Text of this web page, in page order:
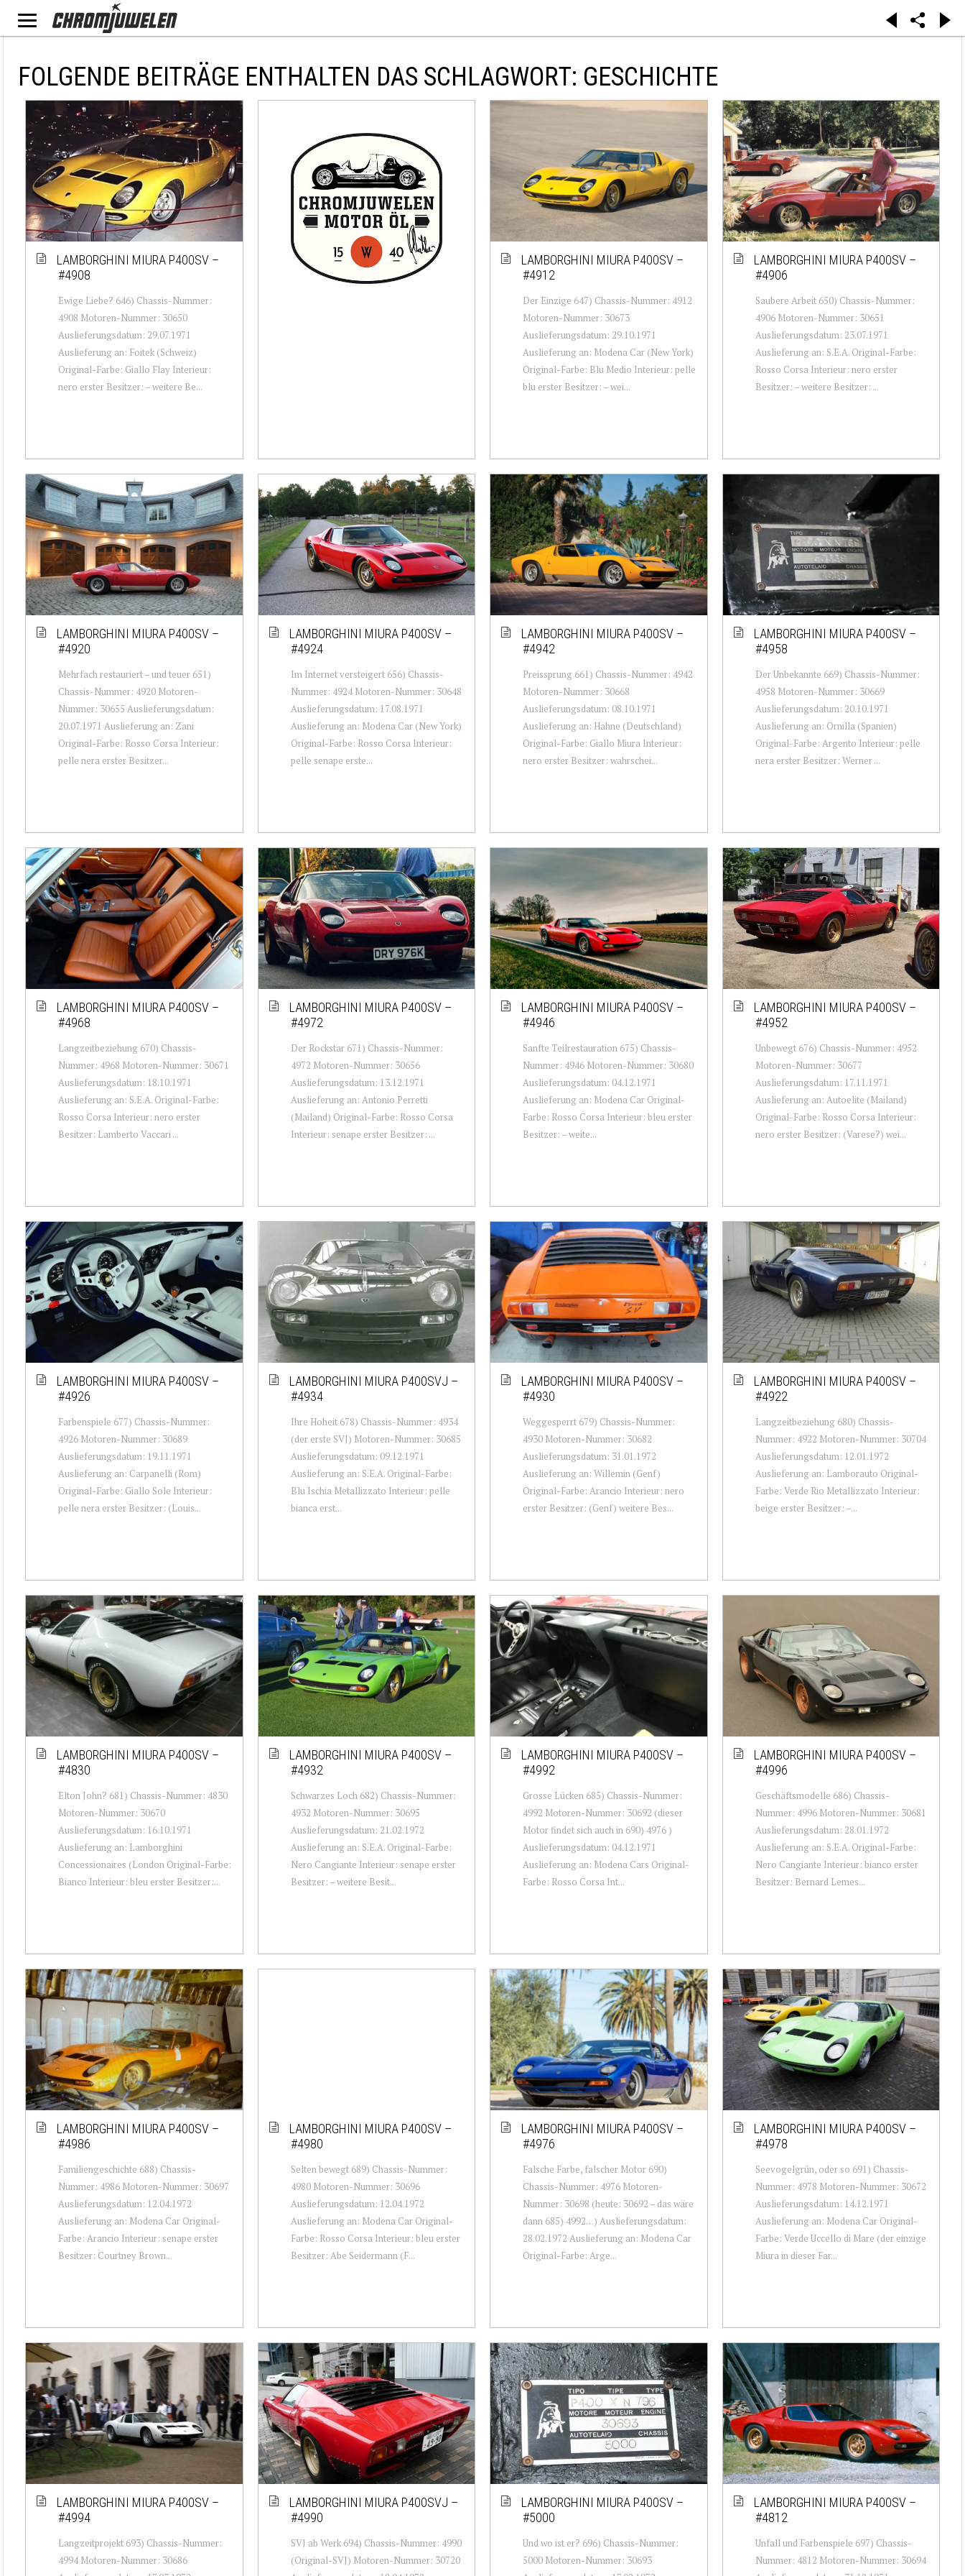
FOLGENDE BEITRÄGE ENTHALTEN DAS SCHLAGWORT: GESCHICHTE
LAMBORGHINI MIURA P400SV –
#4908
Ewige Liebe? 646) Chassis-Nummer:
4908 Motoren-Nummer: 30650
Auslieferungsdatum: 29.07.1971
Auslieferung an: Foitek (Schweiz)
Original-Farbe: Giallo Flay Interieur:
nero erster Besitzer: – weitere Be...
LAMBORGHINI MIURA P400SV –
#4912
Der Einzige 647) Chassis-Nummer: 4912
Motoren-Nummer: 30673
Auslieferungsdatum: 29.10.1971
Auslieferung an: Modena Car (New York)
Original-Farbe: Blu Medio Interieur: pelle
blu erster Besitzer: – wei...
LAMBORGHINI MIURA P400SV –
#4906
Saubere Arbeit 650) Chassis-Nummer:
4906 Motoren-Nummer: 30651
Auslieferungsdatum: 23.07.1971
Auslieferung an: S.E.A. Original-Farbe:
Rosso Corsa Interieur: nero erster
Besitzer: – weitere Besitzer: ...
LAMBORGHINI MIURA P400SV –
#4920
Mehrfach restauriert – und teuer 651)
Chassis-Nummer: 4920 Motoren-
Nummer: 30655 Auslieferungsdatum:
20.07.1971 Auslieferung an: Zani
Original-Farbe: Rosso Corsa Interieur:
pelle nera erster Besitzer...
LAMBORGHINI MIURA P400SV –
#4924
Im Internet versteigert 656) Chassis-
Nummer: 4924 Motoren-Nummer: 30648
Auslieferungsdatum: 17.08.1971
Auslieferung an: Modena Car (New York)
Original-Farbe: Rosso Corsa Interieur:
pelle senape erste...
LAMBORGHINI MIURA P400SV –
#4942
Preissprung 661) Chassis-Nummer: 4942
Motoren-Nummer: 30668
Auslieferungsdatum: 08.10.1971
Auslieferung an: Hahne (Deutschland)
Original-Farbe: Giallo Miura Interieur:
nero erster Besitzer: wahrschei...
LAMBORGHINI MIURA P400SV –
#4958
Der Unbekannte 669) Chassis-Nummer:
4958 Motoren-Nummer: 30669
Auslieferungsdatum: 20.10.1971
Auslieferung an: Ornilla (Spanien)
Original-Farbe: Argento Interieur: pelle
nera erster Besitzer: Werner ...
LAMBORGHINI MIURA P400SV –
#4968
Langzeitbeziehung 670) Chassis-
Nummer: 4968 Motoren-Nummer: 30671
Auslieferungsdatum: 18.10.1971
Auslieferung an: S.E.A. Original-Farbe:
Rosso Corsa Interieur: nero erster
Besitzer: Lamberto Vaccari ...
LAMBORGHINI MIURA P400SV –
#4972
Der Rockstar 671) Chassis-Nummer:
4972 Motoren-Nummer: 30656
Auslieferungsdatum: 13.12.1971
Auslieferung an: Antonio Perretti
(Mailand) Original-Farbe: Rosso Corsa
Interieur: senape erster Besitzer: ...
LAMBORGHINI MIURA P400SV –
#4946
Sanfte Teilrestauration 675) Chassis-
Nummer: 4946 Motoren-Nummer: 30680
Auslieferungsdatum: 04.12.1971
Auslieferung an: Modena Car Original-
Farbe: Rosso Corsa Interieur: bleu erster
Besitzer: – weite...
LAMBORGHINI MIURA P400SV –
#4952
Unbewegt 676) Chassis-Nummer: 4952
Motoren-Nummer: 30677
Auslieferungsdatum: 17.11.1971
Auslieferung an: Autoelite (Mailand)
Original-Farbe: Rosso Corsa Interieur:
nero erster Besitzer: (Varese?) wei...
LAMBORGHINI MIURA P400SV –
#4926
Farbenspiele 677) Chassis-Nummer:
4926 Motoren-Nummer: 30689
Auslieferungsdatum: 19.11.1971
Auslieferung an: Carpanelli (Rom)
Original-Farbe: Giallo Sole Interieur:
pelle nera erster Besitzer: (Louis...
LAMBORGHINI MIURA P400SVJ –
#4934
Ihre Hoheit 678) Chassis-Nummer: 4934
(der erste SVJ) Motoren-Nummer: 30685
Auslieferungsdatum: 09.12.1971
Auslieferung an: S.E.A. Original-Farbe:
Blu Ischia Metallizzato Interieur: pelle
bianca erst...
LAMBORGHINI MIURA P400SV –
#4930
Weggesperrt 679) Chassis-Nummer:
4930 Motoren-Nummer: 30682
Auslieferungsdatum: 31.01.1972
Auslieferung an: Willemin (Genf)
Original-Farbe: Arancio Interieur: nero
erster Besitzer: (Genf) weitere Bes...
LAMBORGHINI MIURA P400SV –
#4922
Langzeitbeziehung 680) Chassis-
Nummer: 4922 Motoren-Nummer: 30704
Auslieferungsdatum: 12.01.1972
Auslieferung an: Lamborauto Original-
Farbe: Verde Rio Metallizzato Interieur:
beige erster Besitzer: –...
LAMBORGHINI MIURA P400SV –
#4830
Elton John? 681) Chassis-Nummer: 4830
Motoren-Nummer: 30670
Auslieferungsdatum: 16.10.1971
Auslieferung an: Lamborghini
Concessionaires (London Original-Farbe:
Bianco Interieur: bleu erster Besitzer:...
LAMBORGHINI MIURA P400SV –
#4932
Schwarzes Loch 682) Chassis-Nummer:
4932 Motoren-Nummer: 30695
Auslieferungsdatum: 21.02.1972
Auslieferung an: S.E.A. Original-Farbe:
Nero Cangiante Interieur: senape erster
Besitzer: – weitere Besit...
LAMBORGHINI MIURA P400SV –
#4992
Grosse Lücken 685) Chassis-Nummer:
4992 Motoren-Nummer: 30692 (dieser
Motor findet sich auch in 690) 4976 )
Auslieferungsdatum: 04.12.1971
Auslieferung an: Modena Cars Original-
Farbe: Rosso Corsa Int...
LAMBORGHINI MIURA P400SV –
#4996
Geschäftsmodelle 686) Chassis-
Nummer: 4996 Motoren-Nummer: 30681
Auslieferungsdatum: 28.01.1972
Auslieferung an: S.E.A. Original-Farbe:
Nero Cangiante Interieur: bianco erster
Besitzer: Bernard Lemes...
LAMBORGHINI MIURA P400SV –
#4986
Familiengeschichte 688) Chassis-
Nummer: 4986 Motoren-Nummer: 30697
Auslieferungsdatum: 12.04.1972
Auslieferung an: Modena Car Original-
Farbe: Arancio Interieur: senape erster
Besitzer: Courtney Brown...
LAMBORGHINI MIURA P400SV –
#4980
Selten bewegt 689) Chassis-Nummer:
4980 Motoren-Nummer: 30696
Auslieferungsdatum: 12.04.1972
Auslieferung an: Modena Car Original-
Farbe: Rosso Corsa Interieur: bleu erster
Besitzer: Abe Seidermann (F...
LAMBORGHINI MIURA P400SV –
#4976
Falsche Farbe, falscher Motor 690)
Chassis-Nummer: 4976 Motoren-
Nummer: 30698 (heute: 30692 – das wäre
dann 685) 4992…) Auslieferungsdatum:
28.02.1972 Auslieferung an: Modena Car
Original-Farbe: Arge...
LAMBORGHINI MIURA P400SV –
#4978
Seevogelgrün, oder so 691) Chassis-
Nummer: 4978 Motoren-Nummer: 30672
Auslieferungsdatum: 14.12.1971
Auslieferung an: Modena Car Original-
Farbe: Verde Uccello di Mare (der einzige
Miura in dieser Far...
LAMBORGHINI MIURA P400SV –
#4994
Langzeitprojekt 693) Chassis-Nummer:
4994 Motoren-Nummer: 30686
LAMBORGHINI MIURA P400SVJ –
#4990
SVJ ab Werk 694) Chassis-Nummer: 4990
(Original-SVJ) Motoren-Nummer: 30720
LAMBORGHINI MIURA P400SV –
#5000
Und wo ist er? 696) Chassis-Nummer:
5000 Motoren-Nummer: 30693
LAMBORGHINI MIURA P400SV –
#4812
Unfall und Farbenspiele 697) Chassis-
Nummer: 4812 Motoren-Nummer: 30694